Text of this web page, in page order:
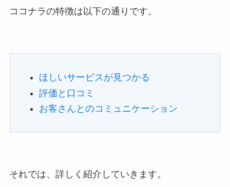
ココナラの特徴は以下の通りです。
ほしいサービスが見つかる
評価と口コミ
お客さんとのコミュニケーション
それでは、詳しく紹介していきます。